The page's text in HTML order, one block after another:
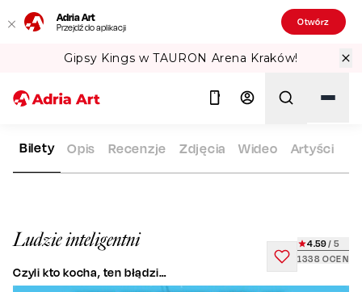
Adria Art
Przejdź do aplikacji Otwórz
Gipsy Kings w TAURON Arena Kraków!
ADRIA ART REPERTUAR LUDZIE INTELIGENTNI
Ludzie inteligentni
Czyli kto kocha, ten błądzi…
1338 OCEN
4.59/ 5
Bilety Opis Recenzje Zdjęcia Wideo Artyści